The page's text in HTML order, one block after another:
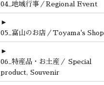
04_地域行事／Regional Event
►
05_富山のお店／Toyama's Shop
►
06_特産品・お土産／ Special
product, Souvenir